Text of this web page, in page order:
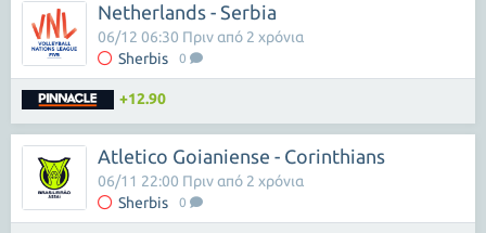
Netherlands - Serbia
Sherbis 0
06/12 06:30 Πριν από 2 χρόνια
+12.90
Atletico Goianiense - Corinthians
Sherbis 0
06/11 22:00 Πριν από 2 χρόνια